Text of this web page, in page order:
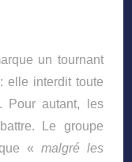
un tournant
elle interdit toute
Pour autant, les
Le groupe
« malgré les